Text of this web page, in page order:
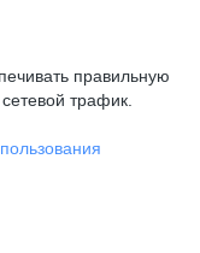
правильную
трафик.